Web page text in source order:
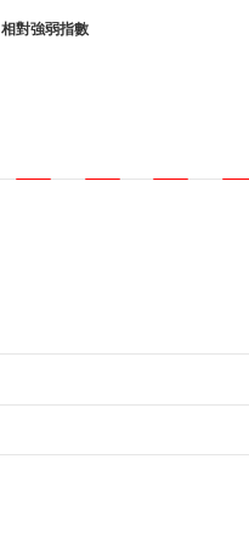
相對強弱指數